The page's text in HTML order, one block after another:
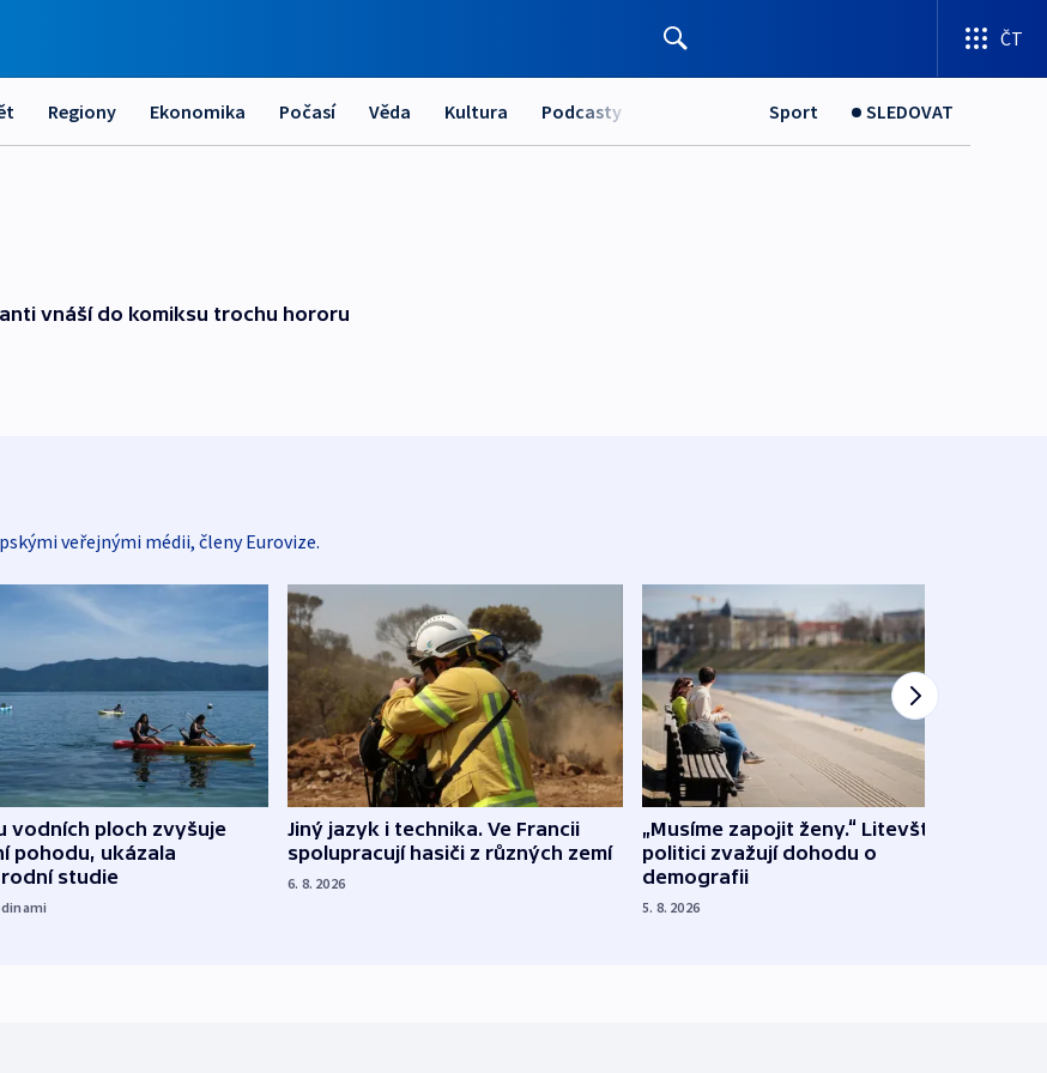
ČT
Regiony Ekonomika Počasí Věda Kultura Podcasty Sport SLEDOVAT
vnáší do komiksu trochu hororu
veřejnými médii, členy Eurovize.
vodních ploch zvyšuje
pohodu, ukázala
studie
Jiný jazyk i technika. Ve Francii
spolupracují hasiči z různých zemí
6. 8. 2026
„Musíme zapojit ženy.“ Litevští
politici zvažují dohodu o
demografii
5. 8. 2026